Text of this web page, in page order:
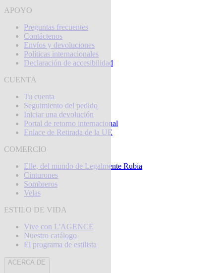
APOYO
Preguntas frecuentes
Contáctenos
Envíos y devoluciones
Políticas internacionales
Declaración de accesibilidad
CUENTA
Tu cuenta
Seguimiento del pedido
Iniciar una devolución
Portal de retorno internacional
Enlace de Retirada de la UE
COMERCIO
Elle, del mundo de Legalmente Rubia
Cinturones
Sombreros
Velas
ESTILO DE VIDA
Vive con L'AGENCE
Nuestro catálogo
El programa de estilista
ACERCA DE